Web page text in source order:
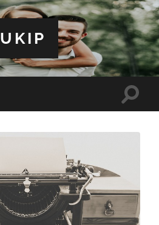
UKIP
Toggle